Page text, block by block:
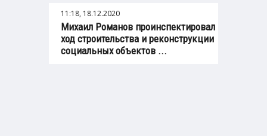
11:18, 18.12.2020
Михаил Романов проинспектировал
ход строительства и реконструкции
социальных объектов ...